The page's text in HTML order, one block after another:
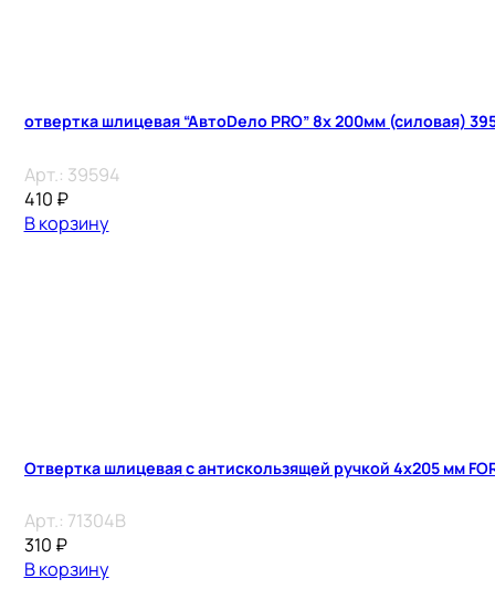
отвертка шлицевая “АвтоDело PRO” 8х 200мм (силовая)
Арт.: 39594
410 ₽
В корзину
Отвертка шлицевая с антискользящей ручкой 4х205 мм
Арт.: 71304B
310 ₽
В корзину